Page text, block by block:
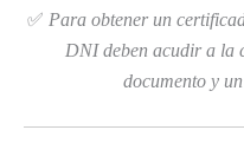
✅ Para obtener un
DNI deben acudir a la
documento y